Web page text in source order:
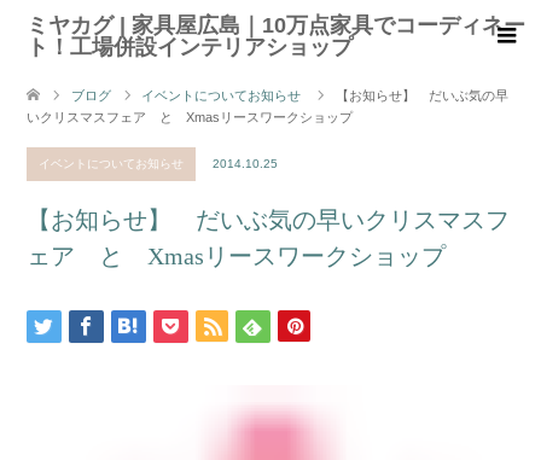
ミヤカグ | 家具屋広島｜10万点家具でコーディネー
ト！工場併設インテリアショップ
ブログ イベントについてお知らせ
【お知らせ】 だいぶ気の早
いクリスマスフェア と Xmasリースワークショップ
イベントについてお知らせ 2014.10.25
【お知らせ】 だいぶ気の早いクリスマスフ
ェア と Xmasリースワークショップ